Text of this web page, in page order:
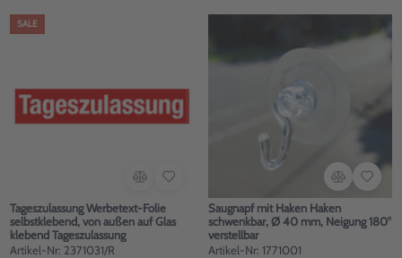
SALE
Tageszulassung Werbetext-Folie
selbstklebend, von außen auf Glas
klebend Tageszulassung
Artikel-Nr: 2371031/R
Saugnapf mit Haken Haken
schwenkbar, Ø 40 mm, Neigung 180°
verstellbar
Artikel-Nr: 1771001